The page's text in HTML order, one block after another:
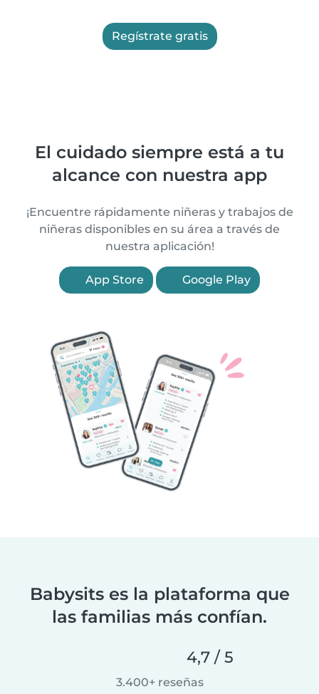
Regístrate gratis
El cuidado siempre está a tu
alcance con nuestra app
¡Encuentre rápidamente niñeras y trabajos de
niñeras disponibles en su área a través de
nuestra aplicación!
App Store Google Play
Babysits es la plataforma que
las familias más confían.
4,7 / 5
3.400+ reseñas